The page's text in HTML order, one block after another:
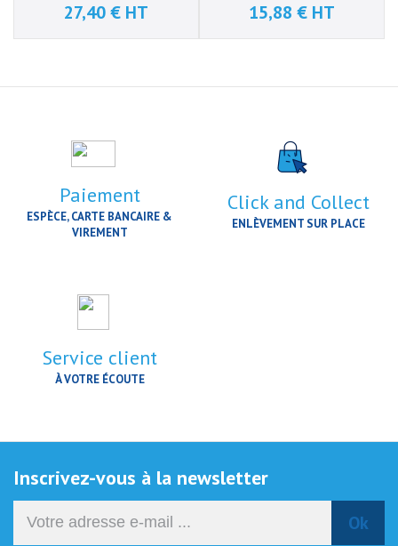
Prix
27,40 € HT Prix
15,88 € HT
Paiement
ESPÈCE, CARTE BANCAIRE &
VIREMENT
Click and Collect
ENLÈVEMENT SUR PLACE
Service client
À VOTRE ÉCOUTE
Inscrivez-vous à la newsletter